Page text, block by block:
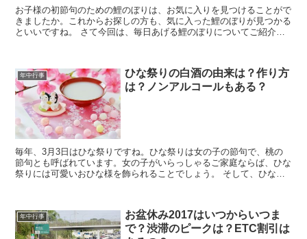
お子様の初節句のための鯉のぼりは、お気に入りを見つけることがで
きましたか。これからお探しの方も、気に入った鯉のぼりが見つかる
といいですね。 さて今回は、毎日あげる鯉のぼりについてご紹介い
年中行事
ひな祭りの白酒の由来は？作り方
は？ノンアルコールもある？
毎年、3月3日はひな祭りですね。ひな祭りは女の子の節句で、桃の
節句とも呼ばれています。女の子がいらっしゃるご家庭ならば、ひな
祭りには可愛いおひな様を飾られることでしょう。 そして、ひな祭
年中行事
お盆休み2017はいつからいつま
で？渋滞のピークは？ETC割引は